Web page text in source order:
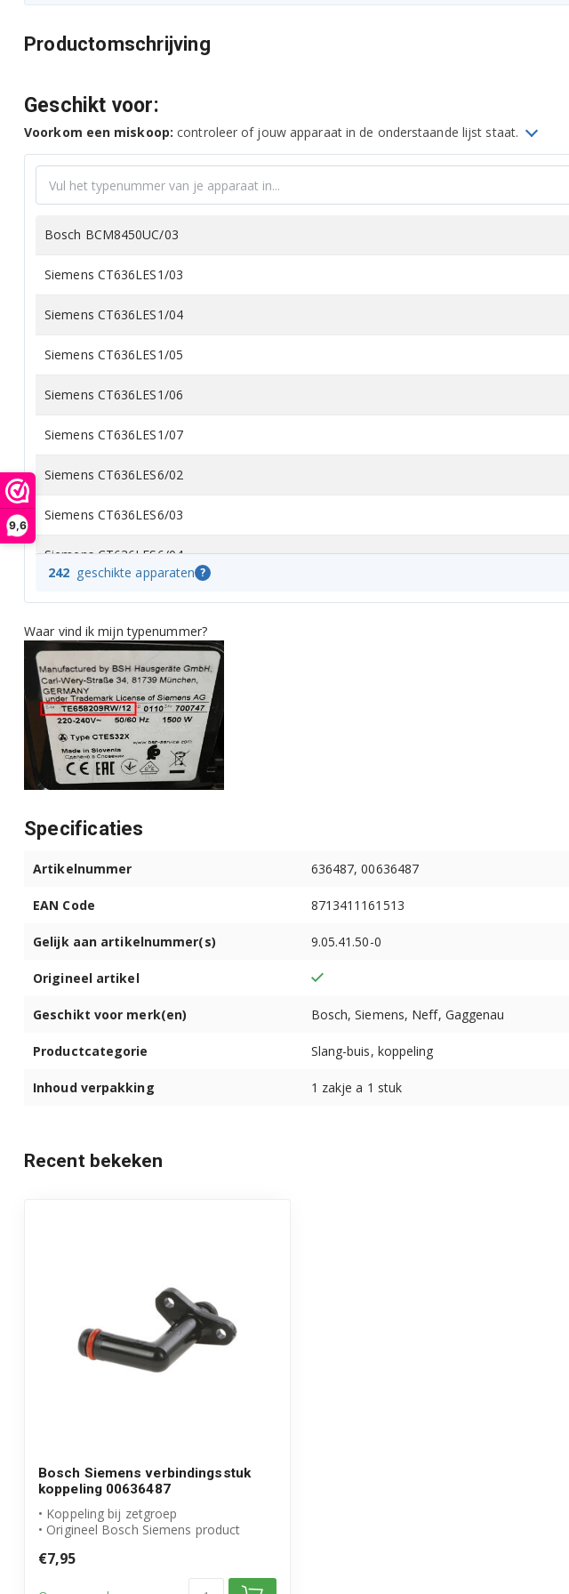
9,6
Productomschrijving
Geschikt voor:
Voorkom een miskoop: controleer of jouw apparaat in de onderstaande lijst staat.
Bosch BCM8450UC/03
Siemens CT636LES1/03
Siemens CT636LES1/04
Siemens CT636LES1/05
Siemens CT636LES1/06
Siemens CT636LES1/07
Siemens CT636LES6/02
Siemens CT636LES6/03
Siemens CT636LES6/04
Siemens CT636LES6/06
Siemens CT636LES6/07
Siemens CT636LES6W/02
Siemens CT636LES6W/03
Siemens CT636LES6W/04
Siemens CT636LES6W/05
Siemens CT636LEW1/03
Siemens CT636LEW1/04
Siemens CT636LEW1/05
Siemens CT836LEB6/06
Bosch CTL636EB1/04
Bosch CTL636EB1/05
Bosch CTL636EB6/04
Bosch CTL636EB6/05
Bosch CTL636EB6/06
242 geschikte apparaten ?
Waar vind ik mijn typenummer?
Specificaties
Artikelnummer 636487, 00636487
EAN Code 8713411161513
Gelijk aan artikelnummer(s) 9.05.41.50-0
Origineel artikel
Geschikt voor merk(en) Bosch, Siemens, Neff, Gaggenau
Productcategorie Slang-buis, koppeling
Inhoud verpakking 1 zakje a 1 stuk
Recent bekeken
Bosch Siemens verbindingsstuk
koppeling 00636487
• Koppeling bij zetgroep
• Origineel Bosch Siemens product
€7,95